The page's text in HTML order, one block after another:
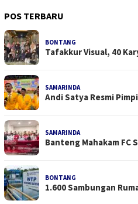
POS TERBARU
BONTANG
Tafakkur Visual, 40
SAMARINDA
Andi Satya Resmi
SAMARINDA
Banteng Mahakam
BONTANG
1.600 Sambungan